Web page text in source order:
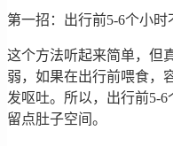
第一招：出行前5-6个小时
这个方法听起来简单，但
弱，如果在出行前喂食，
发呕吐。所以，出行前5-
留点肚子空间。